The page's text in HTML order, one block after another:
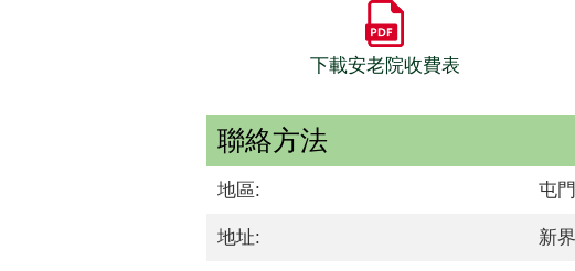
下載安老院收費表
聯絡方法
地區: 屯
地址: 新